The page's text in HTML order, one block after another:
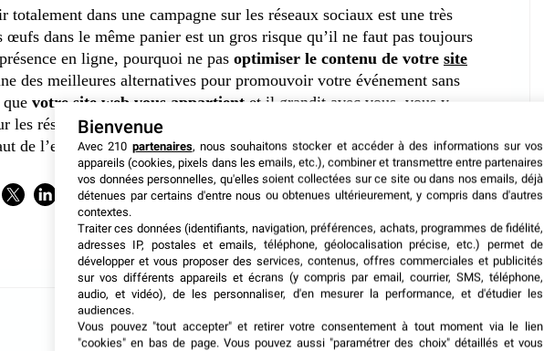
dans une campagne sur les réseaux sociaux est une très
œufs dans le même panier est un gros risque qu’il ne faut pas toujours
en ligne, pourquoi ne pas optimiser le contenu de votre site
des meilleures alternatives pour promouvoir votre événement sans
votre site web vous appartient et il grandit avec vous, vous y
les réseaux sociaux, un mauvais buzz passager pourrait ruiner
de l’expérience.
TwitterLinkedIn
Bienvenue
Avec 210 partenaires, nous souhaitons stocker et accéder à des informations sur vos
appareils (cookies, pixels dans les emails, etc.), combiner et transmettre entre partenaires
vos données personnelles, qu'elles soient collectées sur ce site ou dans nos emails, déjà
détenues par certains d'entre nous ou obtenues ultérieurement, y compris dans d'autres
contextes.
Traiter ces données (identifiants, navigation, préférences, achats, programmes de fidélité,
adresses IP, postales et emails, téléphone, géolocalisation précise, etc.) permet de
développer et vous proposer des services, contenus, offres commerciales et publicités
sur vos différents appareils et écrans (y compris par email, courrier, SMS, téléphone,
audio, et vidéo), de les personnaliser, d'en mesurer la performance, et d'étudier les
audiences.
Vous pouvez "tout accepter" et retirer votre consentement à tout moment via le lien
"cookies" en bas de page. Vous pouvez aussi "paramétrer des choix" détaillés et vous